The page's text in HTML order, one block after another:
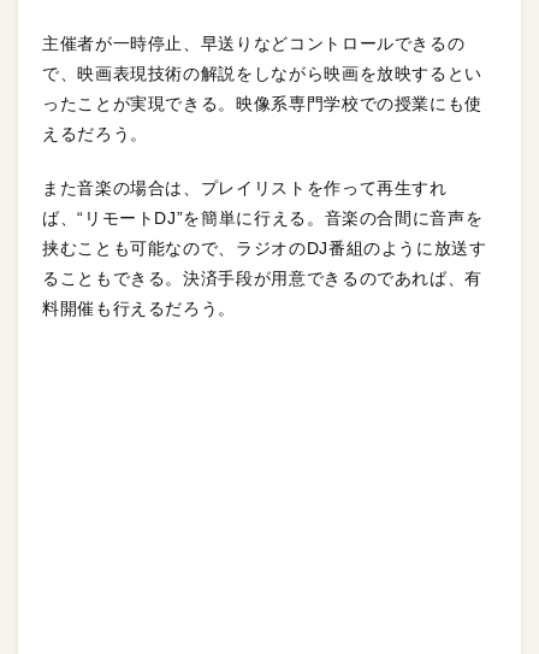
主催者が一時停止、早送りなどコントロールできるの
で、映画表現技術の解説をしながら映画を放映するとい
ったことが実現できる。映像系専門学校での授業にも使
えるだろう。
また音楽の場合は、プレイリストを作って再生すれ
ば、“リモートDJ”を簡単に行える。音楽の合間に音声を
挟むことも可能なので、ラジオのDJ番組のように放送す
ることもできる。決済手段が用意できるのであれば、有
料開催も行えるだろう。